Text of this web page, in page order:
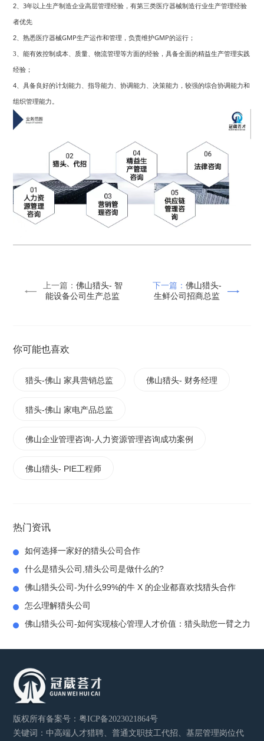
2、3年以上生产制造企业高层管理经验，有第三类医疗器械制造行业生产管理经验
者优先
2、熟悉医疗器械GMP生产运作和管理，负责维护GMP的运行 ；
3、能有效控制成本、质量、物流管理等方面的经验 ，具备全面的精益生产管理实践
经验 ；
4、具备良好的计划能力、指导能力、协调能力、决策能力，较强的综合协调能力和
组织管理能力。
上一篇： 佛山猎头- 智
能设备公司生产总监
下一篇： 佛山猎头-
生鲜公司招商总监
你可能也喜欢
猎头-佛山 家具营销总监 佛山猎头- 财务经理
猎头-佛山 家电产品总监
佛山企业管理咨询-人力资源管理咨询成功案例
佛山猎头- PIE工程师
热门资讯
如何选择一家好的猎头公司合作
什么是猎头公司,猎头公司是做什么的?
佛山猎头公司-为什么99%的牛 X 的企业都喜欢找猎头合作
怎么理解猎头公司
佛山猎头公司-如何实现核心管理人才价值：猎头助您一臂之力
版权所有备案号：粤ICP备2023021864号
关键词：中高端人才猎聘、普通文职技工代招、基层管理岗位代